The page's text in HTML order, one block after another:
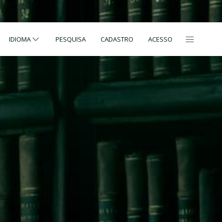
IDIOMA PESQUISA CADASTRO ACESSO